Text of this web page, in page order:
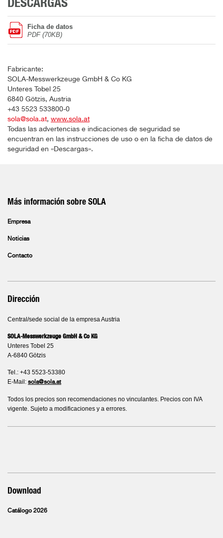
DESCARGAS
Ficha de datos
PDF (70KB)
Fabricante:
SOLA-Messwerkzeuge GmbH & Co KG
Unteres Tobel 25
6840 Götzis, Austria
+43 5523 533800-0
sola@sola.at, www.sola.at
Todas las advertencias e indicaciones de seguridad se
encuentran en las instrucciones de uso o en la ficha de datos de
seguridad en «Descargas».
Más información sobre SOLA
Empresa
Noticias
Contacto
Dirección
Central/sede social de la empresa Austria
SOLA-Messwerkzeuge GmbH & Co KG
Unteres Tobel 25
A-6840 Götzis
Tel.: +43 5523-53380
E-Mail: sola@sola.at
Todos los precios son recomendaciones no vinculantes. Precios con IVA
vigente. Sujeto a modificaciones y a errores.
Download
Catálogo 2026